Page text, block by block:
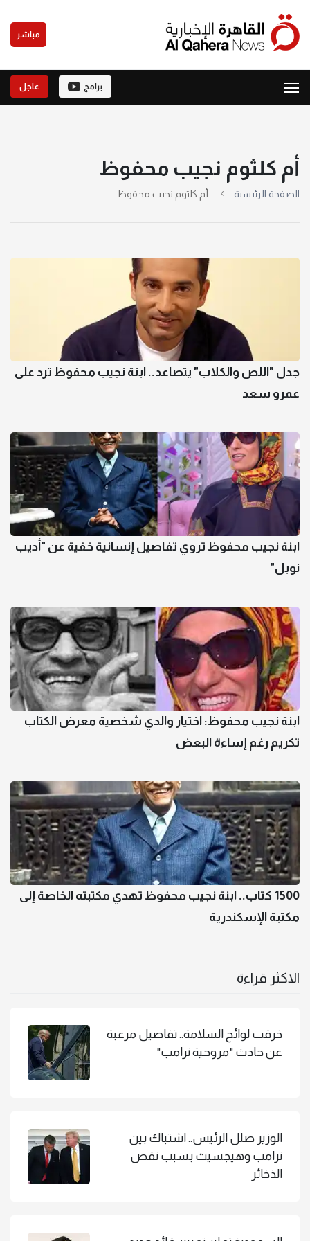
مباشر
برامج عاجل
أم كلثوم نجيب محفوظ
الصفحة الرئيسية أم كلثوم نجيب محفوظ
جدل "اللص والكلاب" يتصاعد.. ابنة نجيب محفوظ ترد على
عمرو سعد
ابنة نجيب محفوظ تروي تفاصيل إنسانية خفية عن "أديب
نوبل"
ابنة نجيب محفوظ: اختيار والدي شخصية معرض الكتاب
تكريم رغم إساءة البعض
1500 كتاب.. ابنة نجيب محفوظ تهدي مكتبته الخاصة إلى
مكتبة الإسكندرية
الاكثر قراءة
خرقت لوائح السلامة.. تفاصيل مرعبة
عن حادث "مروحية ترامب"
الوزير ضلل الرئيس.. اشتباك بين
ترامب وهيجسيث بسبب نقص
الذخائر